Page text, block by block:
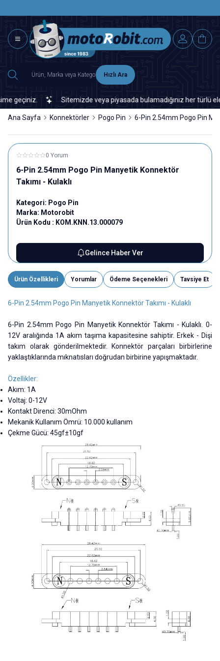
Hızlı Ara
Sitemizde veya piyasada bulamadığınız her türlü
Ana Sayfa Konnektörler Pogo Pin 6-Pin 2.54mm Pogo Pin
0 Yorum
6-Pin 2.54mm Pogo Pin Manyetik Konnektör
Takımı - Kulaklı
Kategori: Pogo Pin
Marka: Motorobit
Ürün Kodu : KOM.KNN.13.000079
Gelince Haber Ver
Ürün Özellikleri Yorumlar Ödeme Seçenekleri Tavsiye Et
6-Pin 2.54mm Pogo Pin Manyetik Konnektör Takımı - Kulaklı
6-Pin 2.54mm Pogo Pin Manyetik Konnektör Takımı - Kulaklı. 0-
12V aralığında 1A akım taşıma kapasitesine sahiptir. Erkek - Dişi
takım olarak gönderilmektedir. Konnektör parçaları birbirlerine
yaklaştıklarında mıknatısları doğrudan birbirine yapışmaktadır.
Özellikler:
Akım: 1A
Voltaj: 0-12V
Kontakt Direnci: 30mOhm
Mekanik Kullanım Ömrü: 10.000 kullanım
Çekme Gücü: 45gf±10gf